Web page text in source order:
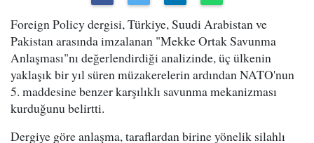
Foreign Policy dergisi, Türkiye, Suudi Arabistan ve
Pakistan arasında imzalanan "Mekke Ortak Savunma
Anlaşması"nı değerlendirdiği analizinde, üç ülkenin
yaklaşık bir yıl süren müzakerelerin ardından NATO'nun
5. maddesine benzer karşılıklı savunma mekanizması
kurduğunu belirtti.
Dergiye göre anlaşma, taraflardan birine yönelik silahlı